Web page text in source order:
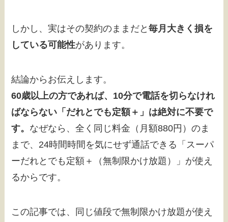
しかし、実はその契約のままだと毎月大きく損を
している可能性があります。
結論からお伝えします。
60歳以上の方であれば、10分で電話を切らなけれ
ばならない「だれとでも定額＋」は絶対に不要で
す。 なぜなら、全く同じ料金（月額880円）のま
まで、24時間時間を気にせず通話できる「スーパ
ーだれとでも定額＋（無制限かけ放題）」が使え
るからです。
この記事では、同じ値段で無制限かけ放題が使え